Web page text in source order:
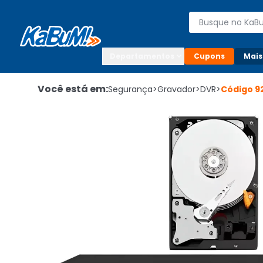
Buscar
Cupons
Você está em:Segurança>Gravador>DVR>Código